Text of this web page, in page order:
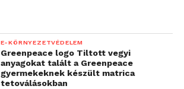
E-KÖRNYEZETVÉDELEM
Greenpeace logo Tiltott vegyi
anyagokat talált a Greenpeace
gyermekeknek készült matrica
tetoválásokban